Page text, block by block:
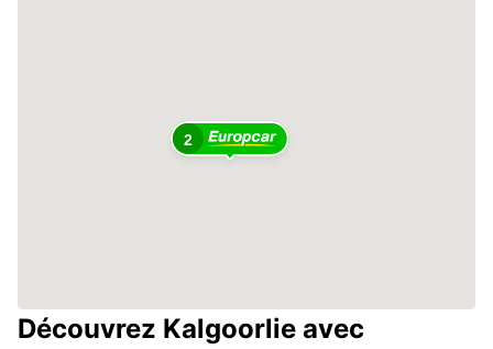
2
Découvrez Kalgoorlie avec